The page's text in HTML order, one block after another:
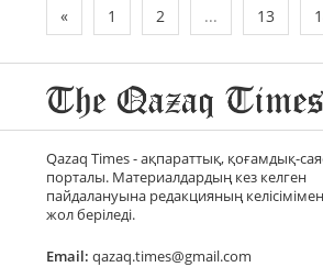
« 1 2 ... 13
Qazaq Times - ақпараттық, қоғамдық-
порталы. Материалдардың кез келген
пайдалануына редакцияның
жол беріледі.
Email: qazaq.times@gmail.com